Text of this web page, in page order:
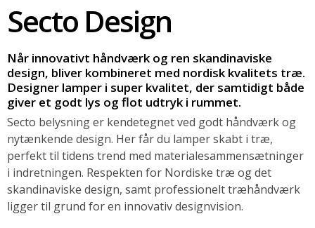
MADLAVNING
HUSHOLDNING
BRAND-STORE
OUTLET
SOMMERUDSALG
Secto Design
Når innovativt håndværk og ren skandinaviske
design, bliver kombineret med nordisk kvalitets træ.
Designer lamper i super kvalitet, der samtidigt både
giver et godt lys og flot udtryk i rummet.
Secto belysning er kendetegnet ved godt håndværk og
nytænkende design. Her får du lamper skabt i træ,
perfekt til tidens trend med materialesammensætninger
i indretningen. Respekten for Nordiske træ og det
skandinaviske design, samt professionelt træhåndværk
ligger til grund for en innovativ designvision.